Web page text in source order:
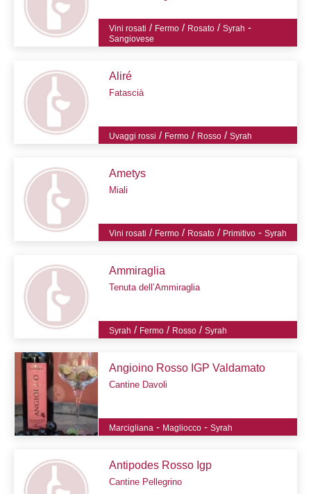
Vini rosati / Fermo / Rosato /Syrah -
Sangiovese
Aliré
Fatascià
Uvaggi rossi / Fermo / Rosso /Syrah
Ametys
Miali
Vini rosati / Fermo / Rosato / Primitivo -Syrah
Ammiraglia
Tenuta dell’Ammiraglia
Syrah / Fermo / Rosso /Syrah
Angioino Rosso IGP Valdamato
Cantine Davoli
Marcigliana - Magliocco -Syrah
Antipodes Rosso Igp
Cantine Pellegrino